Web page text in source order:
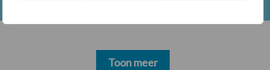
Toon meer